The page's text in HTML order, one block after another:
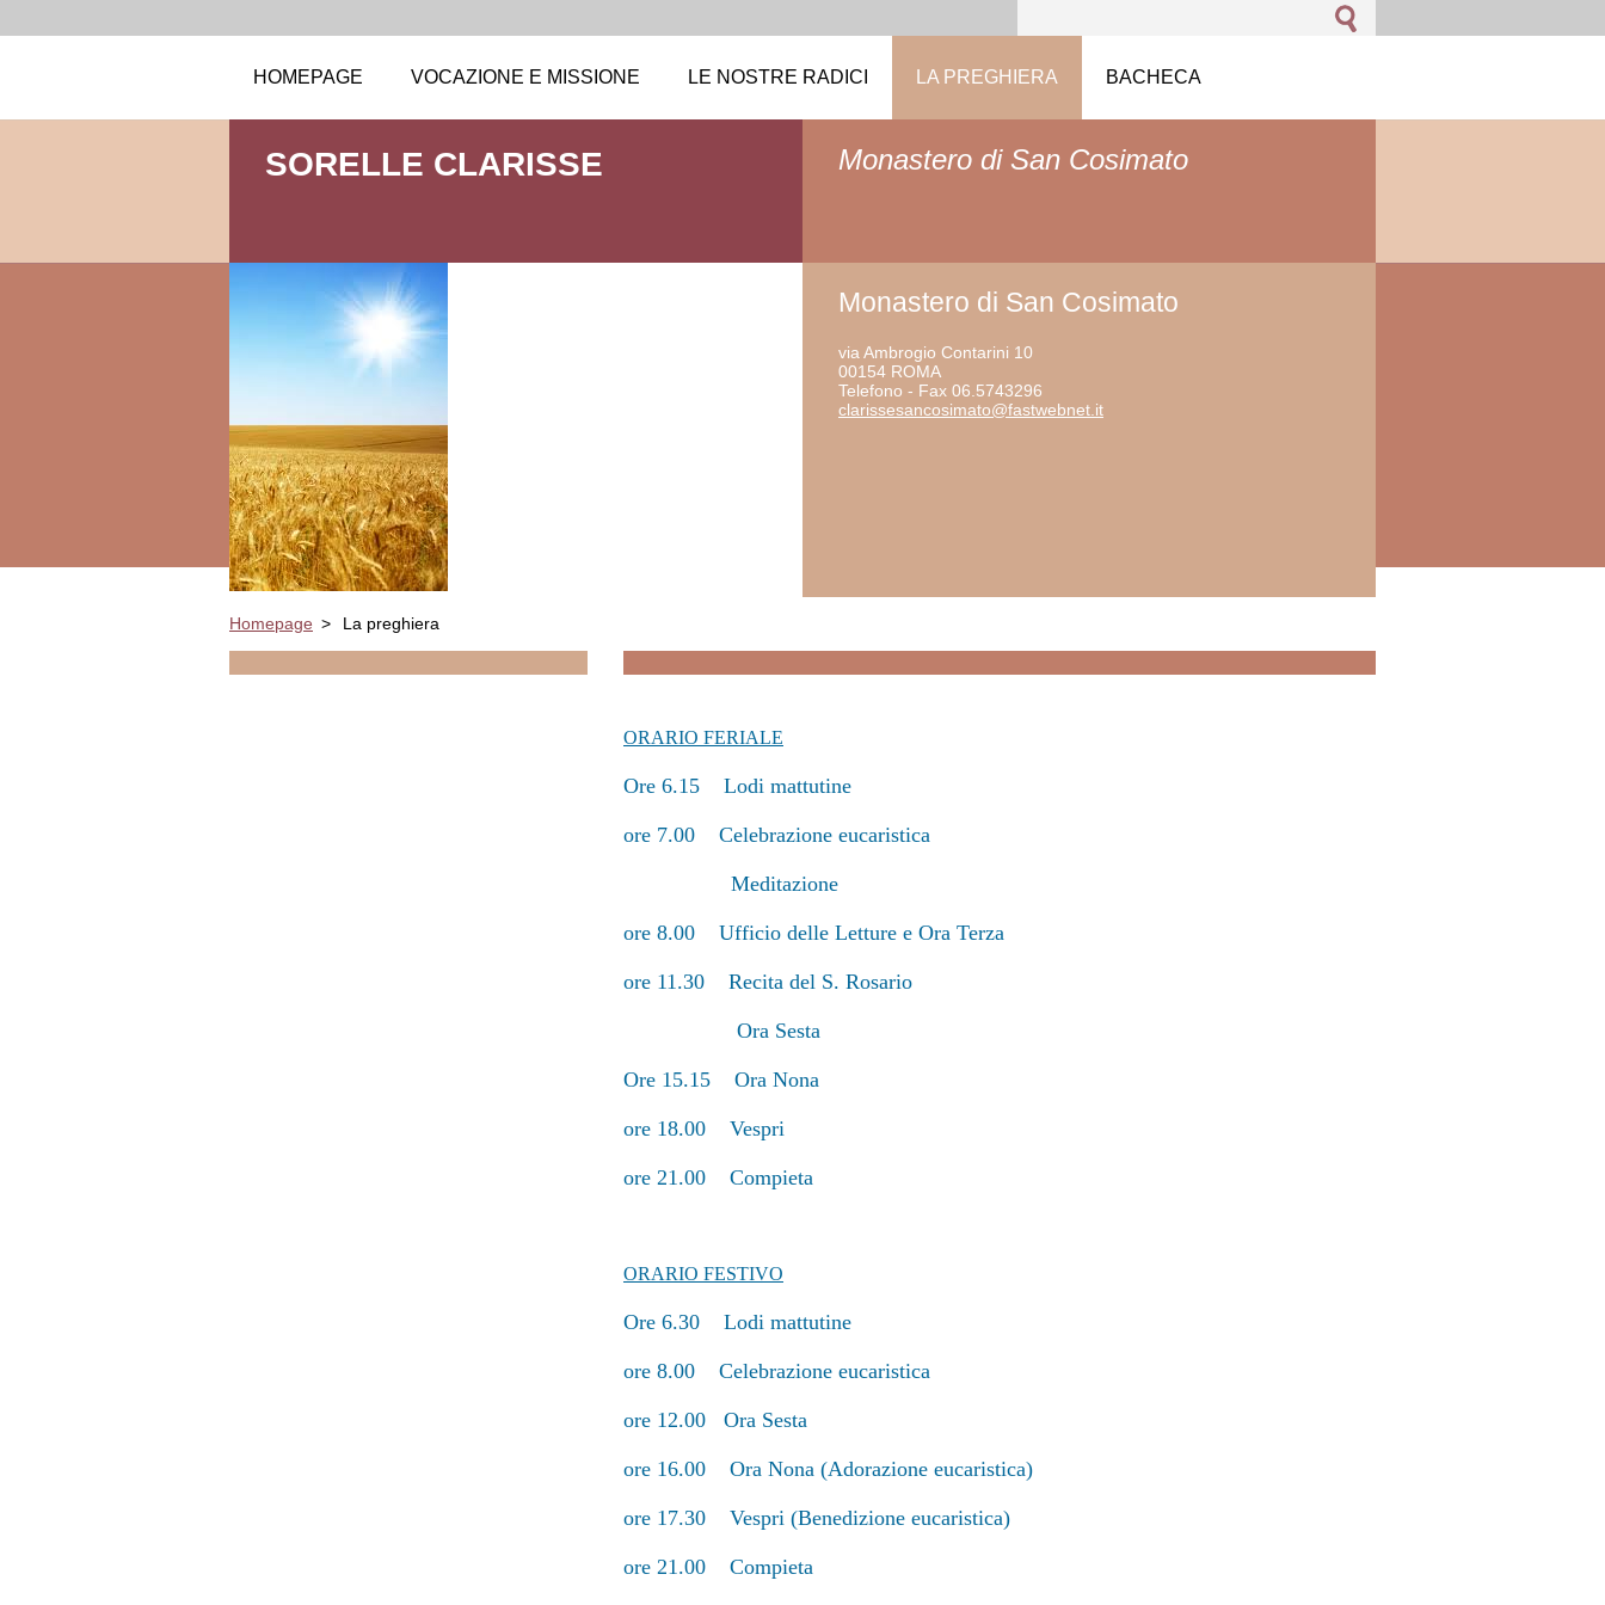
HOMEPAGE VOCAZIONE E MISSIONE LE NOSTRE RADICI LA PREGHIERA BACHECA
SORELLE CLARISSE Monastero di San Cosimato
Monastero di San Cosimato
via Ambrogio Contarini 10
00154 ROMA
Telefono - Fax 06.5743296
clarissesancosimato@fastwebnet.it
Homepage > La preghiera
ORARIO FERIALE
Ore 6.15 Lodi mattutine
ore 7.00 Celebrazione eucaristica
Meditazione
ore 8.00 Ufficio delle Letture e Ora Terza
ore 11.30 Recita del S. Rosario
Ora Sesta
Ore 15.15 Ora Nona
ore 18.00 Vespri
ore 21.00 Compieta
ORARIO FESTIVO
Ore 6.30 Lodi mattutine
ore 8.00 Celebrazione eucaristica
ore 12.00 Ora Sesta
ore 16.00 Ora Nona (Adorazione eucaristica)
ore 17.30 Vespri (Benedizione eucaristica)
ore 21.00 Compieta